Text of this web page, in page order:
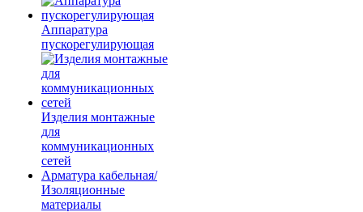
Аппаратура
пускорегулирующая
Изделия монтажные
для
коммуникационных
сетей
Арматура кабельная/
Изоляционные
материалы